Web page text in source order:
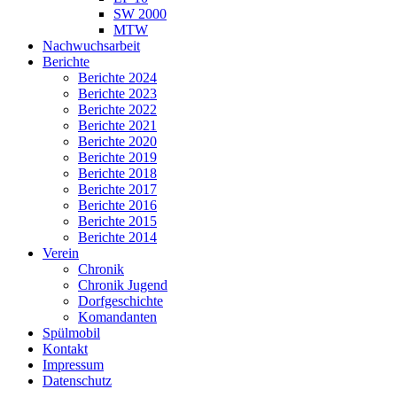
SW 2000
MTW
Nachwuchsarbeit
Berichte
Berichte 2024
Berichte 2023
Berichte 2022
Berichte 2021
Berichte 2020
Berichte 2019
Berichte 2018
Berichte 2017
Berichte 2016
Berichte 2015
Berichte 2014
Verein
Chronik
Chronik Jugend
Dorfgeschichte
Komandanten
Spülmobil
Kontakt
Impressum
Datenschutz